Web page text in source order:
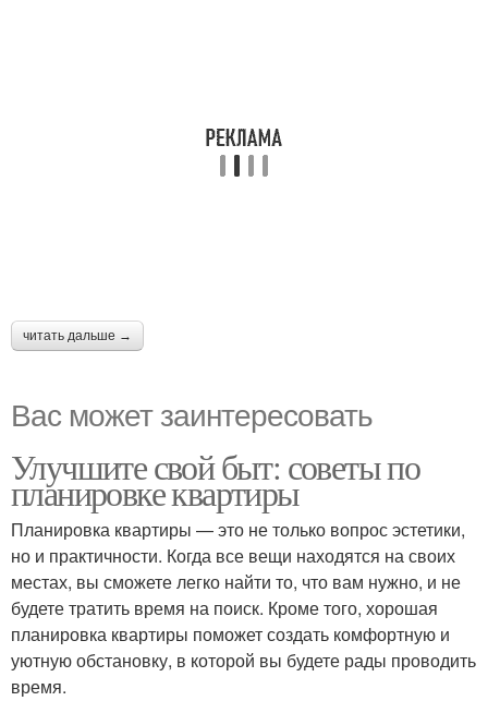
читать дальше →
Вас может заинтересовать
Улучшите свой быт: советы по
планировке квартиры
Планировка квартиры — это не только вопрос эстетики,
но и практичности. Когда все вещи находятся на своих
местах, вы сможете легко найти то, что вам нужно, и не
будете тратить время на поиск. Кроме того, хорошая
планировка квартиры поможет создать комфортную и
уютную обстановку, в которой вы будете рады проводить
время.